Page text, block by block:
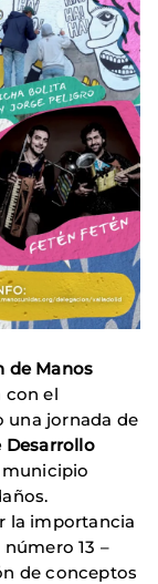
de Manos
con el
una jornada de
Desarrollo
municipio
la importancia
13 –
de conceptos